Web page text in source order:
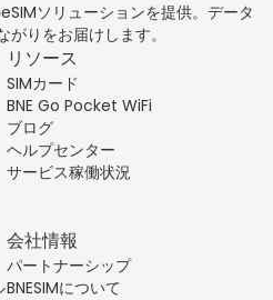
ソリューションを提供。データ
りをお届けします。
リソース
SIMカード
BNE Go Pocket WiFi
ブログ
ヘルプセンター
サービス稼働状況
会社情報
パートナーシップ
BNESIMについて